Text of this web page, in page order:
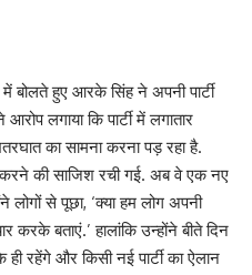
बोलते हुए आरके सिंह ने अपनी पार्टी
लगाया कि पार्टी में लगातार
का सामना करना पड़ रहा है.
की साजिश रची गई. अब वे एक नए
लोगों से पूछा, ‘क्या हम लोग अपनी
करके बताएं.’ हालांकि उन्होंने बीते दिन
ही रहेंगे और किसी नई पार्टी का ऐलान